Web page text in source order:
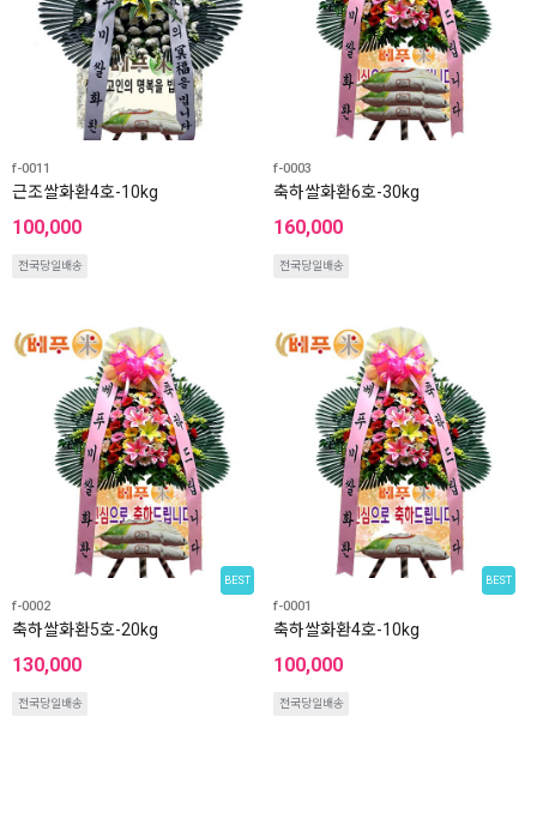
f-0011
근조쌀화환4호-10kg
100,000
전국당일배송
f-0003
축하쌀화환6호-30kg
160,000
전국당일배송
BEST
f-0002
축하쌀화환5호-20kg
130,000
전국당일배송
BEST
f-0001
축하쌀화환4호-10kg
100,000
전국당일배송